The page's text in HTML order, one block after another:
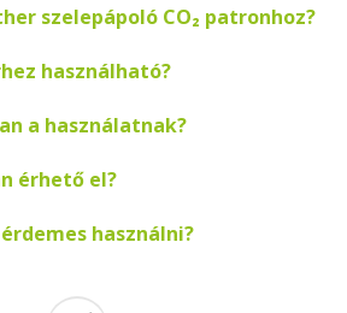
szelepápoló CO₂ patronhoz?
használható?
a használatnak?
érhető el?
használni?